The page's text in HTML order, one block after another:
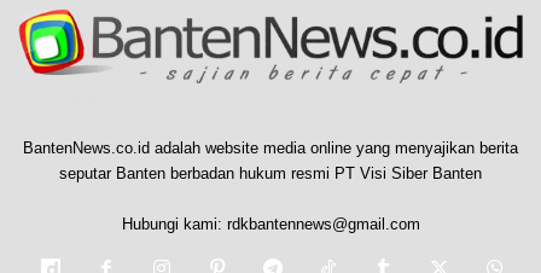
BantenNews.co.id adalah website media online yang menyajikan berita
seputar Banten berbadan hukum resmi PT Visi Siber Banten
Hubungi kami: rdkbantennews@gmail.com